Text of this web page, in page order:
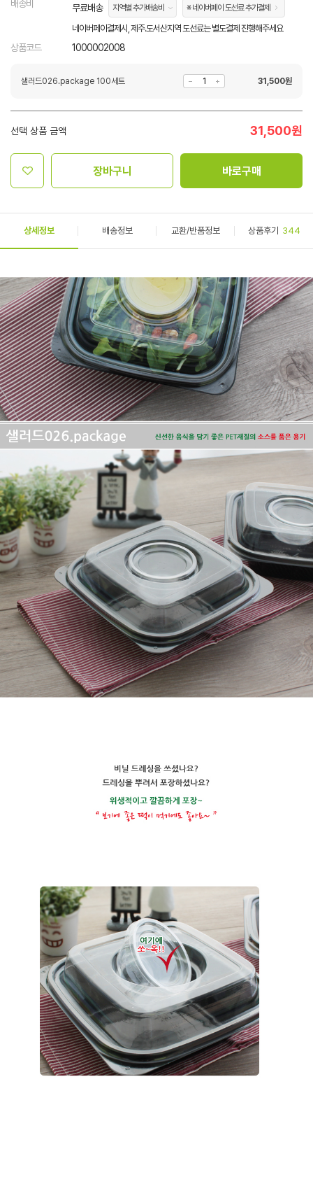
배송비 무료배송 지역별 추가배송비 ※ 네이버페이 도선료 추가결제
네이버페이결제시, 제주.도서산지역 도선료는 별도결제 진행해주세요
상품코드 1000002008
샐러드026.package 100세트 31,500원
선택 상품 금액 31,500원
장바구니 바로구매
상세정보 배송정보 교환/반품정보 상품후기 344